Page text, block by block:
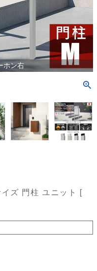
ホン右
イズ 門柱 ユニット [